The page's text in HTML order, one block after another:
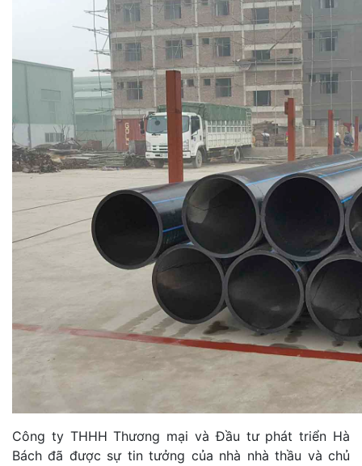
Công ty THHH Thương mại và Đầu tư phát triển Hà
Bách đã được sự tin tưởng của nhà nhà thầu và chủ